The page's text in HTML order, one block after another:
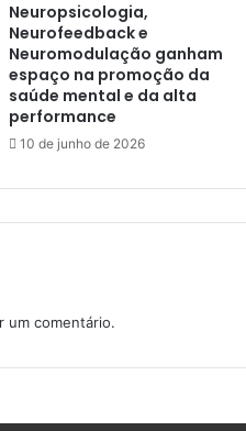
Neuropsicologia,
Neurofeedback e
Neuromodulação ganham
espaço na promoção da
saúde mental e da alta
performance
10 de junho de 2026
um comentário.